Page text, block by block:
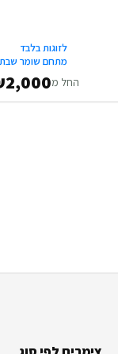
לזוגות בלבד
מתחם שומר שבת
החל מ